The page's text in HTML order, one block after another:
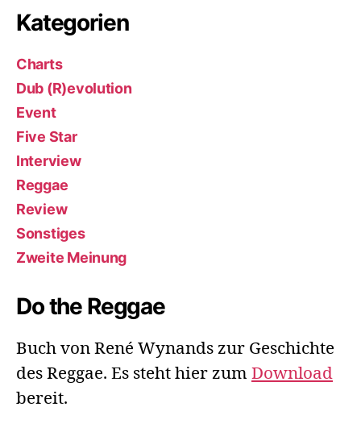
Kategorien
Charts
Dub (R)evolution
Event
Five Star
Interview
Reggae
Review
Sonstiges
Zweite Meinung
Do the Reggae
Buch von René Wynands zur Geschichte
des Reggae. Es steht hier zum Download
bereit.